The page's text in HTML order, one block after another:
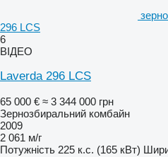
296 LCS
6
ВІДЕО
Laverda 296 LCS
65 000 € ≈ 3 344 000 грн
Зернозбиральний комбайн
2009
2 061 м/г
Потужність 225 к.с. (165 кВт)